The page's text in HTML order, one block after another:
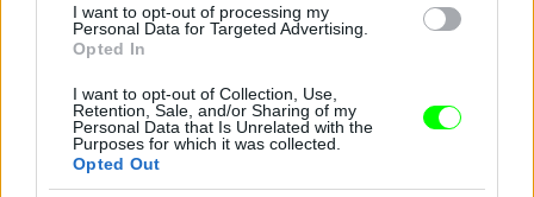
I want to opt-out of processing my
Personal Data for Targeted Advertising.
Opted In
I want to opt-out of Collection, Use,
Retention, Sale, and/or Sharing of my
Personal Data that Is Unrelated with the
Purposes for which it was collected.
Opted Out